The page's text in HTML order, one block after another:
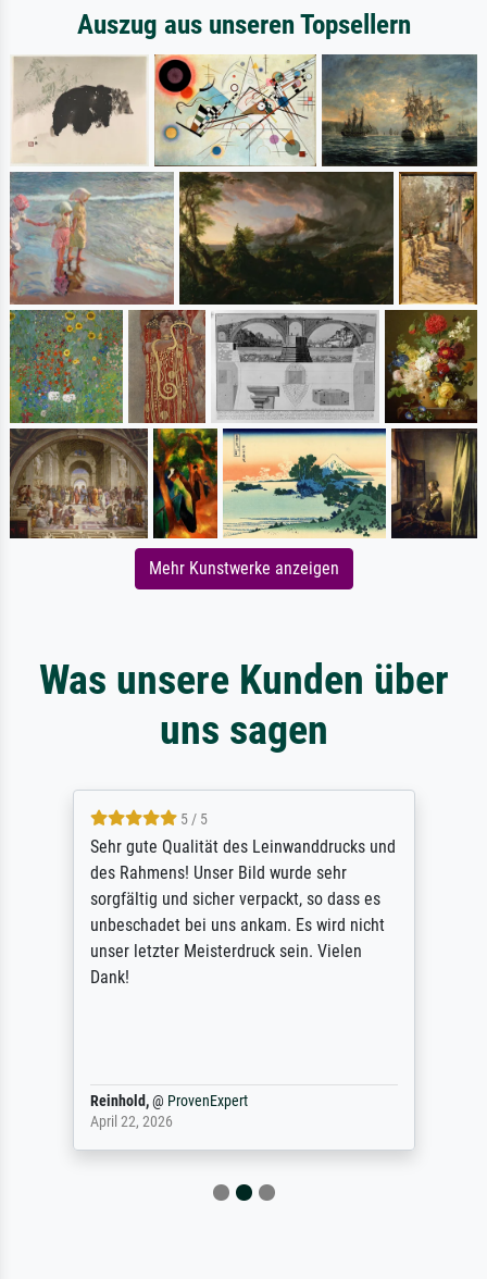
Auszug aus unseren Topsellern
Mehr Kunstwerke anzeigen
Was unsere Kunden über
uns sagen
5 / 5
Sehr gute Qualität des Leinwanddrucks und
des Rahmens! Unser Bild wurde sehr
sorgfältig und sicher verpackt, so dass es
unbeschadet bei uns ankam. Es wird nicht
unser letzter Meisterdruck sein. Vielen
Dank!
Reinhold,@ ProvenExpert
April 22, 2026